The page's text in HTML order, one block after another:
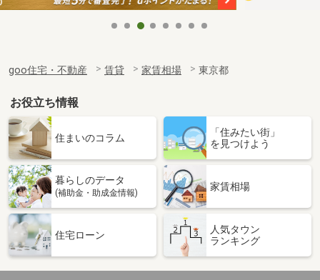
goo住宅・不動産 賃貸 家賃相場 東京都
お役立ち情報
住まいのコラム
「住みたい街」
を見つけよう
暮らしのデータ
(補助金・助成金情報)
家賃相場
住宅ローン
人気タウン
ランキング